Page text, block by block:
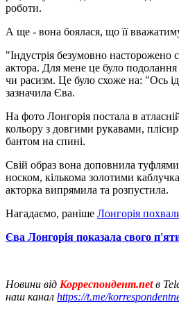
роботи.
А ще - вона боялася, що її
"Індустрія безумовно насторожено
актора. Для мене це було
чи расизм. Це було схоже на: "Ось
зазначила Єва.
На фото Лонгорія постала в
кольору з довгими рукавами,
бантом на спині.
Свій образ вона доповнила
носком, кількома золотими
акторка випрямила та розпустила.
Нагадаємо, раніше Лонгорія
Єва Лонгорія показала свого
Новини від Корреспондент.netв
наш канал https://t.me/